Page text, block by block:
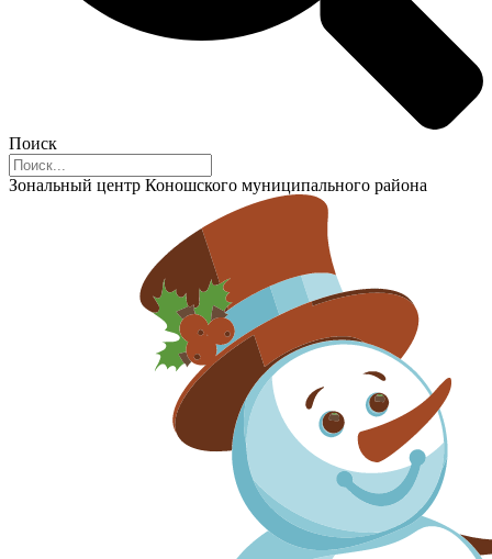
Поиск
Зональный центр Коношского муниципального района